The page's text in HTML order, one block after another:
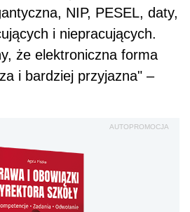
NIP, PESEL, daty,
i niepracujących.
że elektroniczna forma
i bardziej przyjazna" –
AUTOPROMOCJA